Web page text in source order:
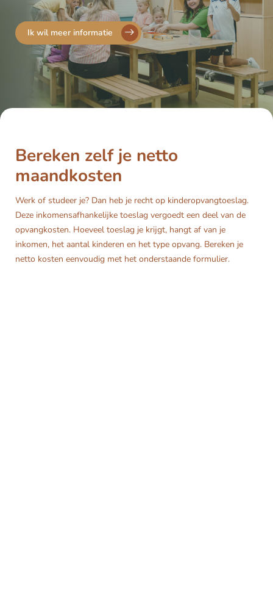
Ik wil meer informatie
Bereken zelf je netto
maandkosten
Werk of studeer je? Dan heb je recht op kinderopvangtoeslag.
Deze inkomensafhankelijke toeslag vergoedt een deel van de
opvangkosten. Hoeveel toeslag je krijgt, hangt af van je
inkomen, het aantal kinderen en het type opvang. Bereken je
netto kosten eenvoudig met het onderstaande formulier.